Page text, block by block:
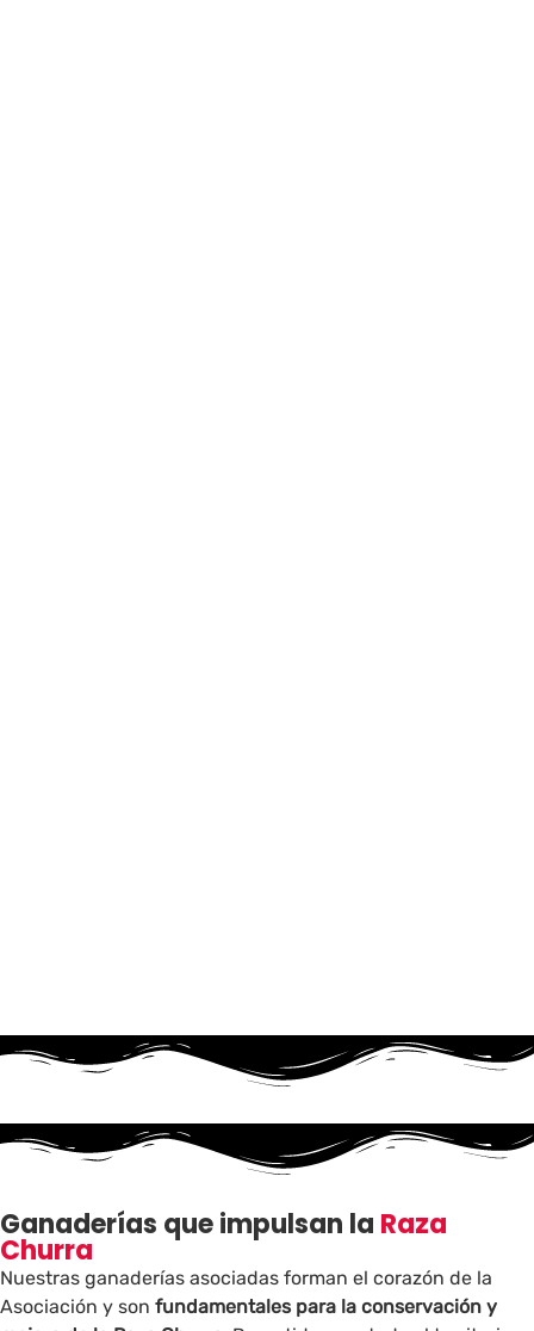
Ganaderías que impulsan la Raza
Churra
Nuestras ganaderías asociadas forman el corazón de la
Asociación y son fundamentales para la conservación y